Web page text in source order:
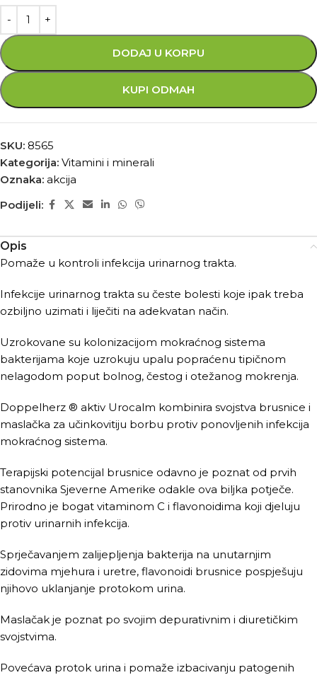
DODAJ U KORPU
KUPI ODMAH
SKU: 8565
Kategorija: Vitamini i minerali
Oznaka: akcija
Podijeli:
Opis
Pomaže u kontroli infekcija urinarnog trakta.
Infekcije urinarnog trakta su česte bolesti koje ipak treba
ozbiljno uzimati i liječiti na adekvatan način.
Uzrokovane su kolonizacijom mokraćnog sistema
bakterijama koje uzrokuju upalu popraćenu tipičnom
nelagodom poput bolnog, čestog i otežanog mokrenja.
Doppelherz ® aktiv Urocalm kombinira svojstva brusnice i
maslačka za učinkovitiju borbu protiv ponovljenih infekcija
mokraćnog sistema.
Terapijski potencijal brusnice odavno je poznat od prvih
stanovnika Sjeverne Amerike odakle ova biljka potječe.
Prirodno je bogat vitaminom C i flavonoidima koji djeluju
protiv urinarnih infekcija.
Sprječavanjem zalijepljenja bakterija na unutarnjim
zidovima mjehura i uretre, flavonoidi brusnice pospješuju
njihovo uklanjanje protokom urina.
Maslačak je poznat po svojim depurativnim i diuretičkim
svojstvima.
Povećava protok urina i pomaže izbacivanju patogenih